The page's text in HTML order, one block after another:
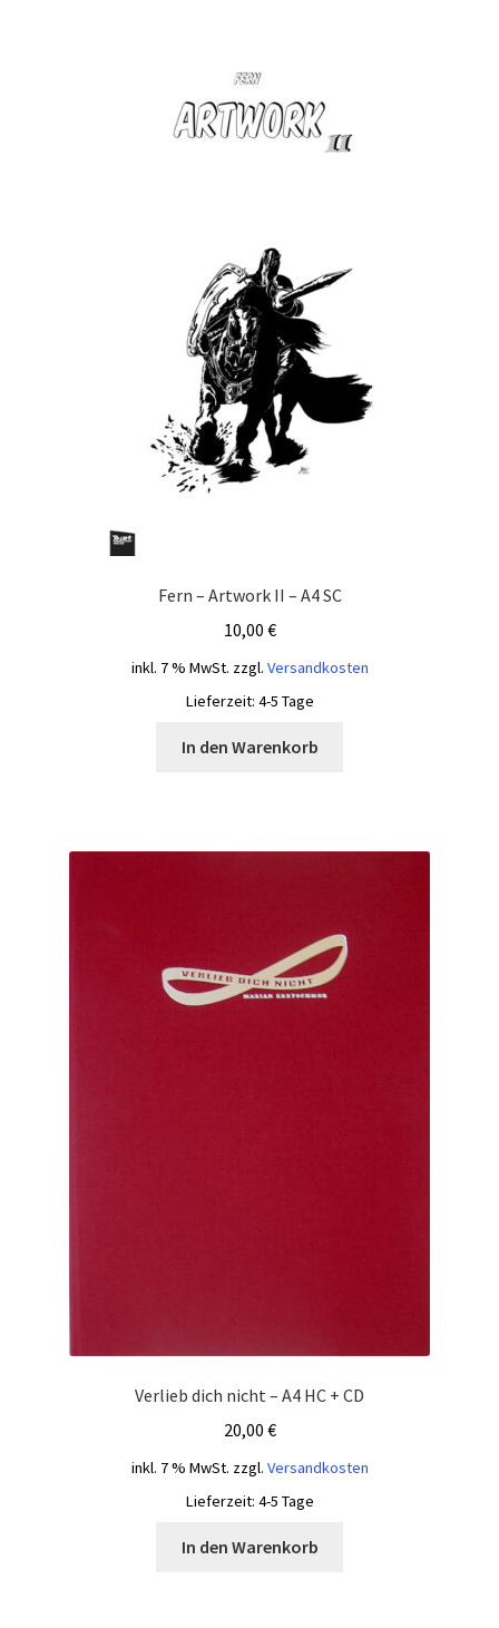
Fern – Artwork II – A4 SC
10,00 €
inkl. 7 % MwSt. zzgl. Versandkosten
Lieferzeit: 4-5 Tage
In den Warenkorb
Verlieb dich nicht – A4 HC + CD
20,00 €
inkl. 7 % MwSt. zzgl. Versandkosten
Lieferzeit: 4-5 Tage
In den Warenkorb